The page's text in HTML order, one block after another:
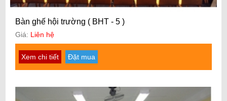
Bàn ghế hội trường ( BHT - 5 )
Giá: Liên hệ
Xem chi tiết Đặt mua